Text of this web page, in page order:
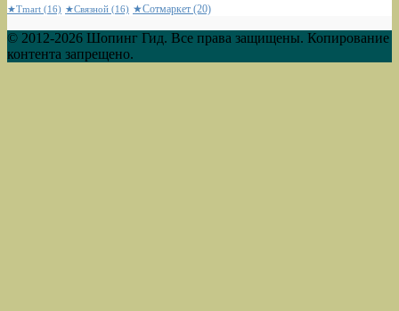
★Tmart (16) ★Связной (16) ★Сотмаркет (20)
© 2012-2026 Шопинг Гид. Все права защищены. Копирование
контента запрещено.